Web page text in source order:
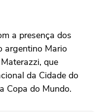
a presença dos
argentino Mario
que
da Cidade do
Copa do Mundo.